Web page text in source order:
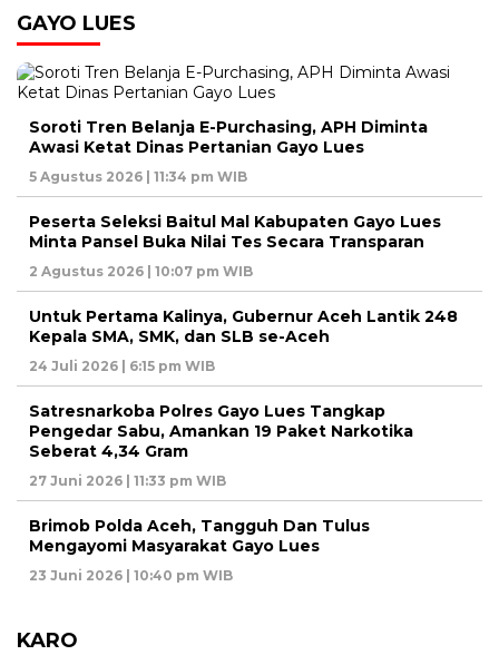
GAYO LUES
Soroti Tren Belanja E-Purchasing, APH Diminta
Awasi Ketat Dinas Pertanian Gayo Lues
5 Agustus 2026 | 11:34 pm WIB
Peserta Seleksi Baitul Mal Kabupaten Gayo Lues
Minta Pansel Buka Nilai Tes Secara Transparan
2 Agustus 2026 | 10:07 pm WIB
Untuk Pertama Kalinya, Gubernur Aceh Lantik 248
Kepala SMA, SMK, dan SLB se-Aceh
24 Juli 2026 | 6:15 pm WIB
Satresnarkoba Polres Gayo Lues Tangkap
Pengedar Sabu, Amankan 19 Paket Narkotika
Seberat 4,34 Gram
27 Juni 2026 | 11:33 pm WIB
Brimob Polda Aceh, Tangguh Dan Tulus
Mengayomi Masyarakat Gayo Lues
23 Juni 2026 | 10:40 pm WIB
KARO